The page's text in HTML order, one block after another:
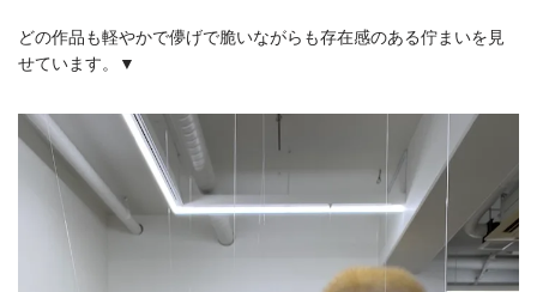
どの作品も軽やかで儚げで脆いながらも存在感のある佇まいを見
せています。▼